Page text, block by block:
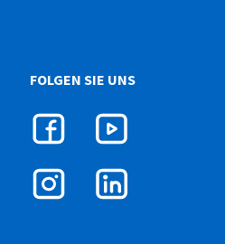
FOLGEN SIE UNS